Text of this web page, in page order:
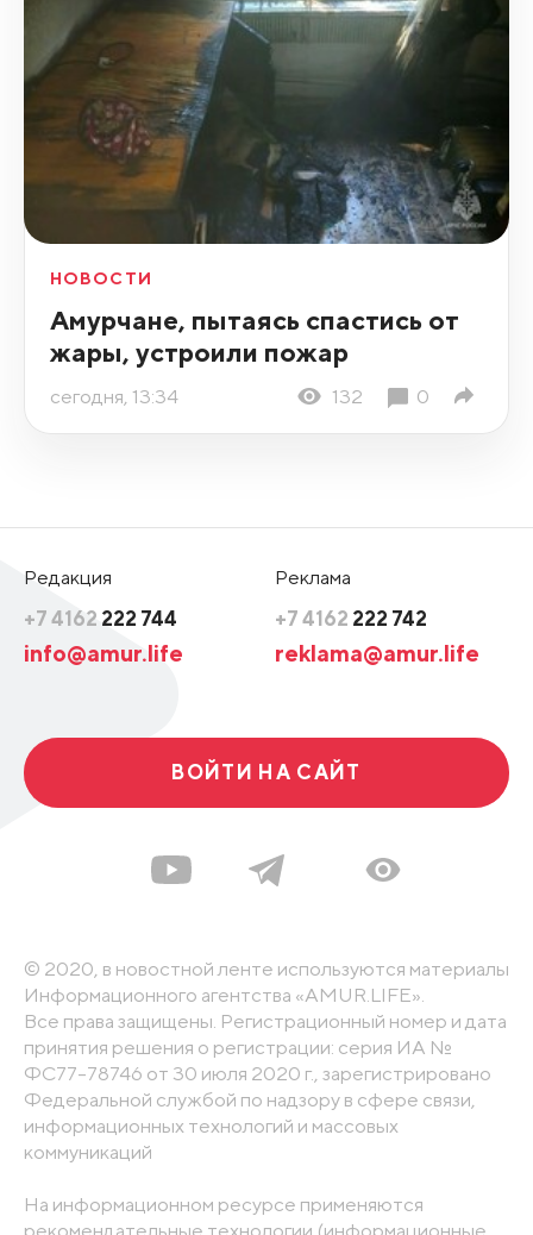
НОВОСТИ
Амурчане, пытаясь спастись от
жары, устроили пожар
сегодня, 13:34 132 0
Редакция
+7 4162 222 744
info@amur.life
Реклама
+7 4162 222 742
reklama@amur.life
ВОЙТИ НА САЙТ
© 2020, в новостной ленте используются материалы
Информационного агентства «AMUR.LIFE».
Все права защищены. Регистрационный номер и дата
принятия решения о регистрации: серия ИА №
ФС77-78746 от 30 июля 2020 г., зарегистрировано
Федеральной службой по надзору в сфере связи,
информационных технологий и массовых
коммуникаций
На информационном ресурсе применяются